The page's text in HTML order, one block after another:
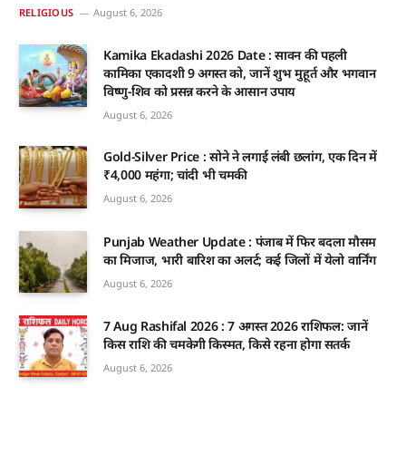
RELIGIOUS August 6, 2026
Kamika Ekadashi 2026 Date : सावन की पहली
कामिका एकादशी 9 अगस्त को, जानें शुभ मुहूर्त और भगवान
विष्णु-शिव को प्रसन्न करने के आसान उपाय
August 6, 2026
Gold-Silver Price : सोने ने लगाई लंबी छलांग, एक दिन में
₹4,000 महंगा; चांदी भी चमकी
August 6, 2026
Punjab Weather Update : पंजाब में फिर बदला मौसम
का मिजाज, भारी बारिश का अलर्ट; कई जिलों में येलो वार्निंग
August 6, 2026
7 Aug Rashifal 2026 : 7 अगस्त 2026 राशिफल: जानें
किस राशि की चमकेगी किस्मत, किसे रहना होगा सतर्क
August 6, 2026